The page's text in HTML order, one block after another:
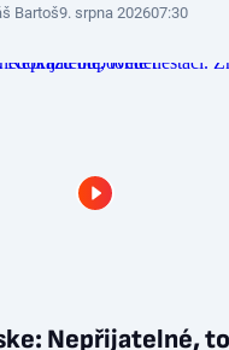
Bartoš9. srpna 202607:30
Nepřijatelné,